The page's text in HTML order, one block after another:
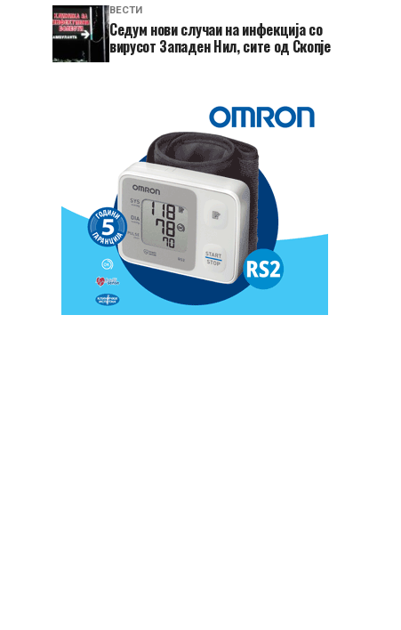
ВЕСТИ
Седум нови случаи на инфекција со
вирусот Западен Нил, сите од Скопје